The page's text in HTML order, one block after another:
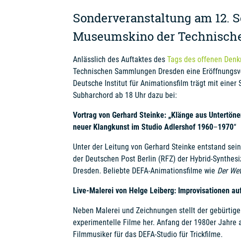
Sonderveranstaltung am 12.
Museumskino der
Anlässlich des Auftaktes des Tags des offenen
Technischen Sammlungen Dresden eine
Deutsche Institut für Animationsfilm trägt mit einer
Subharchord ab 18 Uhr dazu bei:
Vortrag von Gerhard Steinke: „Klänge aus
neuer Klangkunst im Studio Adlershof 1960–1970“
Unter der Leitung von Gerhard Steinke entstand
der Deutschen Post Berlin (RFZ) der Hybrid-
Dresden. Beliebte DEFA-Animationsfilme wie Der
Live-Malerei von Helge Leiberg: Improvisationen
Neben Malerei und Zeichnungen stellt der
experimentelle Filme her. Anfang der 1980er
Filmmusiker für das DEFA-Studio für Trickfilme.